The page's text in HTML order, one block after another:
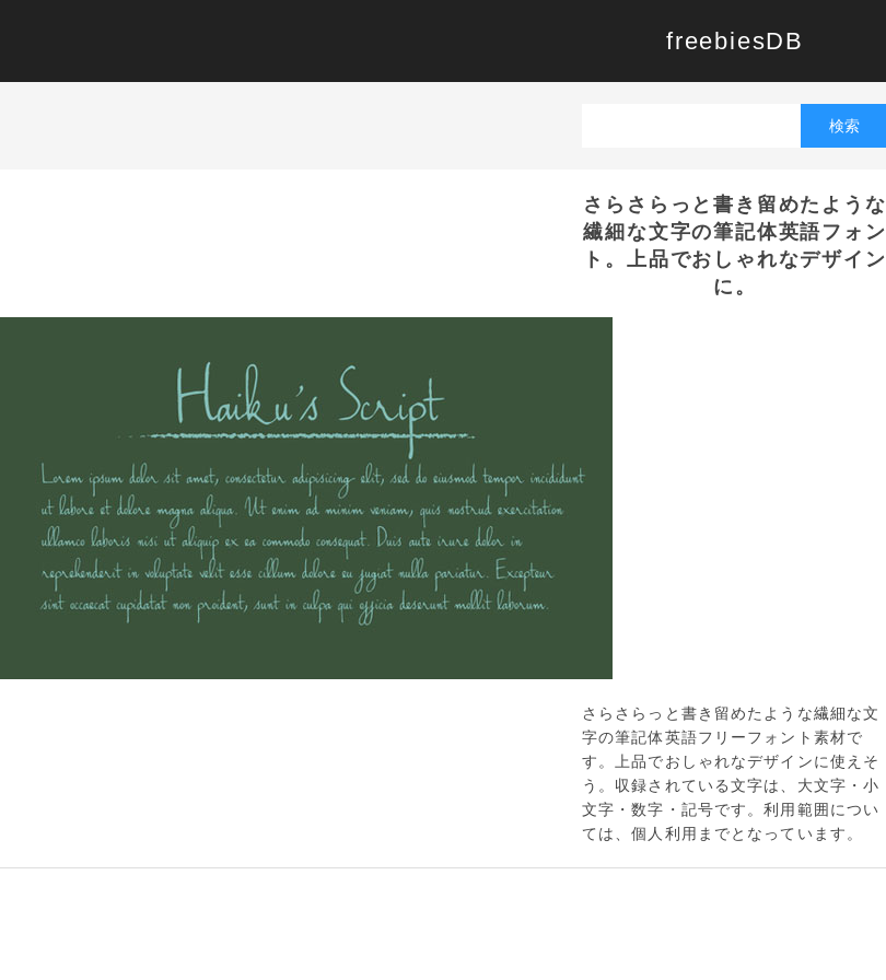
freebiesDB
さらさらっと書き留めたような
繊細な文字の筆記体英語フォン
ト。上品でおしゃれなデザイン
に。
さらさらっと書き留めたような繊細な文
字の筆記体英語フリーフォント素材で
す。上品でおしゃれなデザインに使えそ
う。収録されている文字は、大文字・小
文字・数字・記号です。利用範囲につい
ては、個人利用までとなっています。